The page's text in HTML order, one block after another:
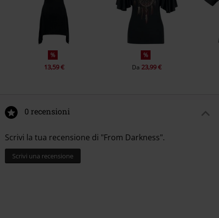
%
13,59 €
%
Da 23,99 €
0 recensioni
Scrivi la tua recensione di "From Darkness".
Scrivi una recensione